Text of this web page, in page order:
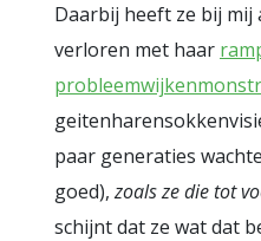
Daarbij heeft ze bij
verloren met haar
paar generaties
goed),zoals ze die tot
schijnt dat ze wat dat